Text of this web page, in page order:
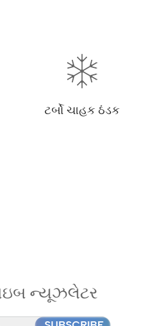
ટર્બો ચાહક ઠંડક
ન્યૂઝલેટર